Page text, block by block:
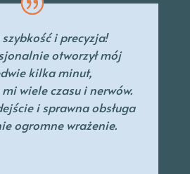
i precyzja!
otworzył mój
kilka minut,
wiele czasu i nerwów.
i sprawna obsługa
ogromne wrażenie.